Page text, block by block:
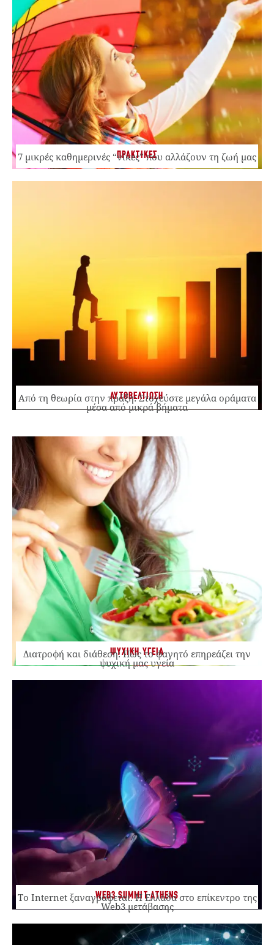
ΠΡΑΚΤΙΚΕΣ
7 μικρές καθημερινές “νίκες” που αλλάζουν τη ζωή μας
ΑΥΤΟΒΕΛΤΙΩΣΗ
Από τη θεωρία στην πράξη: Στοχεύστε μεγάλα οράματα
μέσα από μικρά βήματα
ΨΥΧΙΚΗ ΥΓΕΙΑ
Διατροφή και διάθεση: Πώς το φαγητό επηρεάζει την
ψυχική μας υγεία
WEB3 SUMMIT ATHENS
Το Internet ξαναγράφεται. Η Ελλάδα στο επίκεντρο της
Web3 μετάβασης